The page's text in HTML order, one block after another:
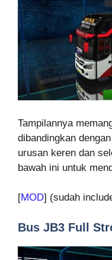
Tampilannya
dibandingkan
urusan keren dan
bawah ini untuk
[MOD] (sudah
Bus JB3 Full